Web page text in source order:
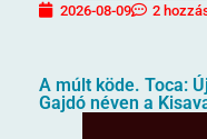
2026-08-09 2
A múlt köde. Toca:
Gajdó néven a